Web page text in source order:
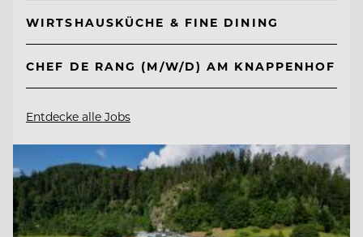
WIRTSHAUSKÜCHE & FINE DINING
CHEF DE RANG (M/W/D) AM KNAPPENHOF
Entdecke alle Jobs